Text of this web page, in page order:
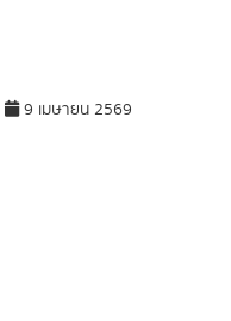
9 เมษายน 2569